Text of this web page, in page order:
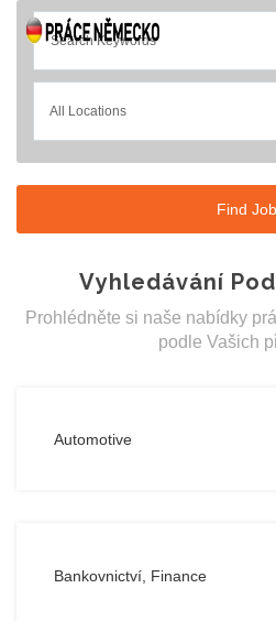
Vyhledávání
Prohlédněte si naše nabídky
podle Vašich
Automotive
Bankovnictví, Finance